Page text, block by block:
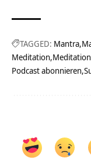
TAGGED: Mantra
Meditation
Podcast abonnieren